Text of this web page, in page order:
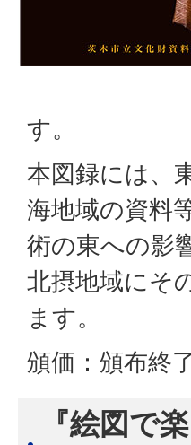
す。
本図録には、
海地域の資料
術の東への影
北摂地域にそ
ます。
頒価：頒布終
『絵図で